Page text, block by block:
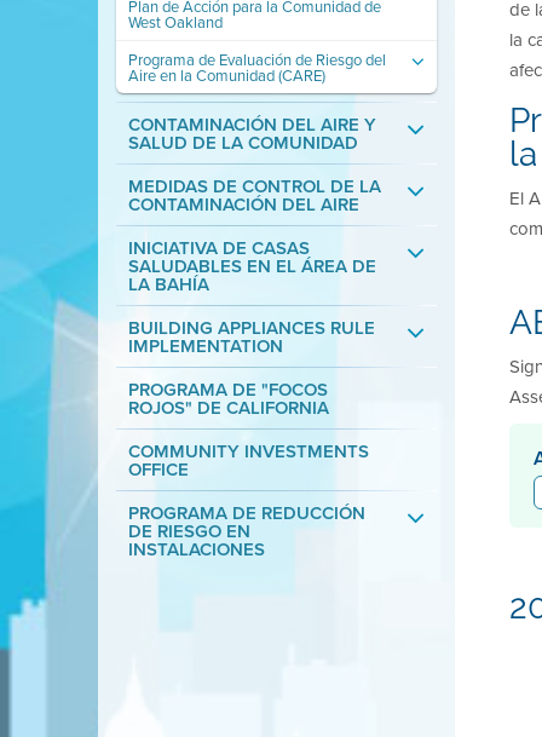
Plan de Acción para la Comunidad de
West Oakland
Programa de Evaluación de Riesgo del
Aire en la Comunidad (CARE)
CONTAMINACIÓN DEL AIRE Y
SALUD DE LA COMUNIDAD
MEDIDAS DE CONTROL DE LA
CONTAMINACIÓN DEL AIRE
INICIATIVA DE CASAS
SALUDABLES EN EL ÁREA DE
LA BAHÍA
BUILDING APPLIANCES RULE
IMPLEMENTATION
PROGRAMA DE "FOCOS
ROJOS" DE CALIFORNIA
COMMUNITY INVESTMENTS
OFFICE
PROGRAMA DE REDUCCIÓN
DE RIESGO EN
INSTALACIONES
de
la
El